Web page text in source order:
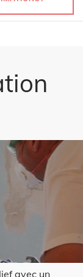
avec un